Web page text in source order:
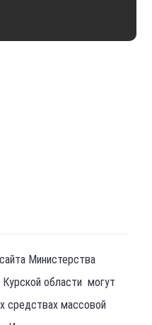
Министерства
Курской области могут
средствах массовой